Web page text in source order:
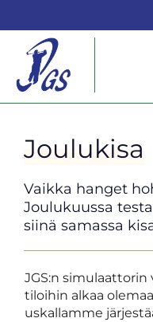
Joulukisa
Vaikka hanget
Joulukuussa
siinä samassa
JGS:n
tiloihin alkaa
uskallamme